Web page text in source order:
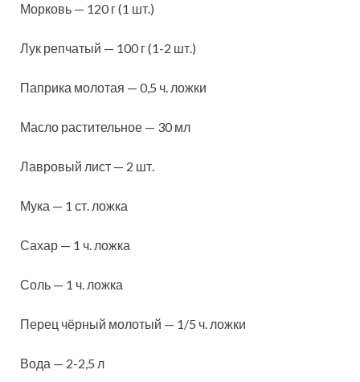
Морковь — 120 г (1 шт.)
Лук репчатый — 100 г (1-2 шт.)
Паприка молотая — 0,5 ч. ложки
Масло растительное — 30 мл
Лавровый лист — 2 шт.
Мука — 1 ст. ложка
Сахар — 1 ч. ложка
Соль — 1 ч. ложка
Перец чёрный молотый — 1/5 ч. ложки
Вода — 2-2,5 л